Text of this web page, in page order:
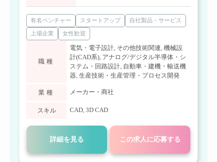
有名ベンチャー スタートアップ
自社製品・サービス
上場企業
女性歓迎
職種
電気・電子設計, その他技術関連, 機械設
計(CAD系), アナログ/デジタル半導体・シ
ステム・回路設計, 自動車・建機・輸送機
器, 生産技術・生産管理・プロセス開発
業種 メーカー・商社
スキル CAD, 3D CAD
詳細を見る この求人に応募する